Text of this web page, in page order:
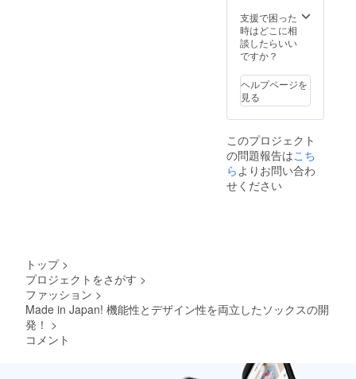
換はお
受けで
きませ
ん。
場合即
時失効
いたし
ますの
らかじ
めご了
承くだ
さい。
間違い
のない
ように
お願い
しま
きませ
クーポ
ンとな
りま
す。 こ
ポンの
利用は
ご支援
いただ
本人様
の利用
に限り
ます。
他人へ
いたし
承くだ
支援で困った
時はどこに相
談したらいい
ですか？
ヘルプページを
見る
このプロジェクト
の問題報告はこち
らよりお問い合わ
せください
トップ >
プロジェクトをさがす >
ファッション >
Made in Japan! 機能性とデザイン性を両立したソックスの開
発！ >
コメント